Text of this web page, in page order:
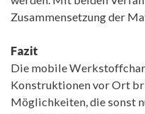
Zusammensetzung der
Fazit
Die mobile
Konstruktionen vor Ort
Möglichkeiten, die sonst